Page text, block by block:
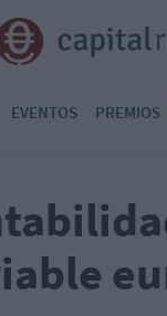
EVENTOS PREMIOS